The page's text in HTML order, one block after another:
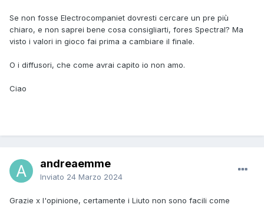
Se non fosse Electrocompaniet dovresti cercare un pre più
chiaro, e non saprei bene cosa consigliarti, fores Spectral? Ma
visto i valori in gioco fai prima a cambiare il finale.
O i diffusori, che come avrai capito io non amo.
Ciao
andreaemme
Inviato 24 Marzo 2024
Grazie x l'opinione, certamente i Liuto non sono facili come